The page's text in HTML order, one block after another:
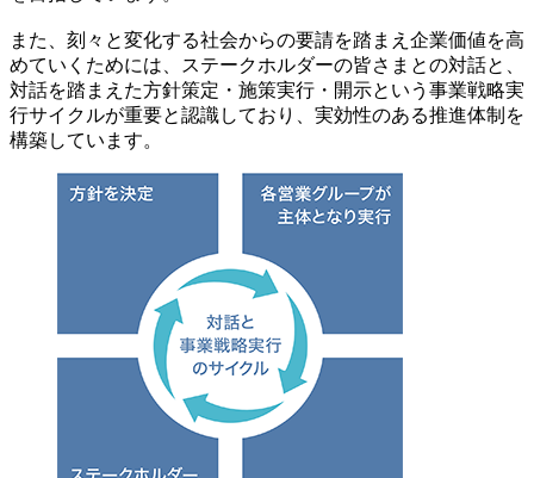
また、刻々と変化する社会からの要請を踏まえ企業価値を高
めていくためには、ステークホルダーの皆さまとの対話と、
対話を踏まえた方針策定・施策実行・開示という事業戦略実
行サイクルが重要と認識しており、実効性のある推進体制を
構築しています。